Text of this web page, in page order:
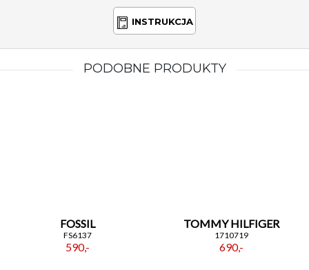
INSTRUKCJA
PODOBNE PRODUKTY
FOSSIL
FS6137
590,-
TOMMY HILFIGER
1710719
690,-